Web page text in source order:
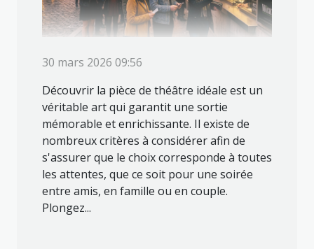
30 mars 2026 09:56
Découvrir la pièce de théâtre idéale est un
véritable art qui garantit une sortie
mémorable et enrichissante. Il existe de
nombreux critères à considérer afin de
s'assurer que le choix corresponde à toutes
les attentes, que ce soit pour une soirée
entre amis, en famille ou en couple.
Plongez...